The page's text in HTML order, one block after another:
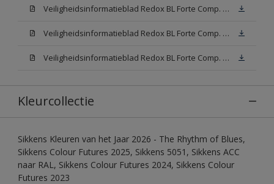
Veiligheidsinformatieblad Redox BL Forte Comp. B (MSDS)
Veiligheidsinformatieblad Redox BL Forte Comp. -A W05 (MSDS)
Veiligheidsinformatieblad Redox BL Forte Comp. -A N00 (MSDS)
Kleurcollectie
Sikkens Kleuren van het Jaar 2026 - The Rhythm of Blues,
Sikkens Colour Futures 2025, Sikkens 5051, Sikkens ACC
naar RAL, Sikkens Colour Futures 2024, Sikkens Colour
Futures 2023